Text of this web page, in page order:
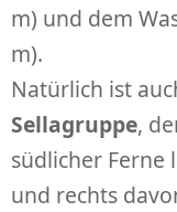
m) und dem
m).
Natürlich ist
Sellagruppe,
südlicher Ferne
und rechts